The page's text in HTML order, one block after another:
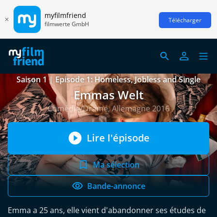
myfilmfriend
filmwerte GmbH Télécharger
Saison 1 | Episode 1: Homeless, Jobless and Single
Emmas Welt
Comédie/Drame, Allemagne 2016
Lire l'épisode
Ma sélection
Bande-annonce
Emma a 25 ans, elle vient d'abandonner ses études de